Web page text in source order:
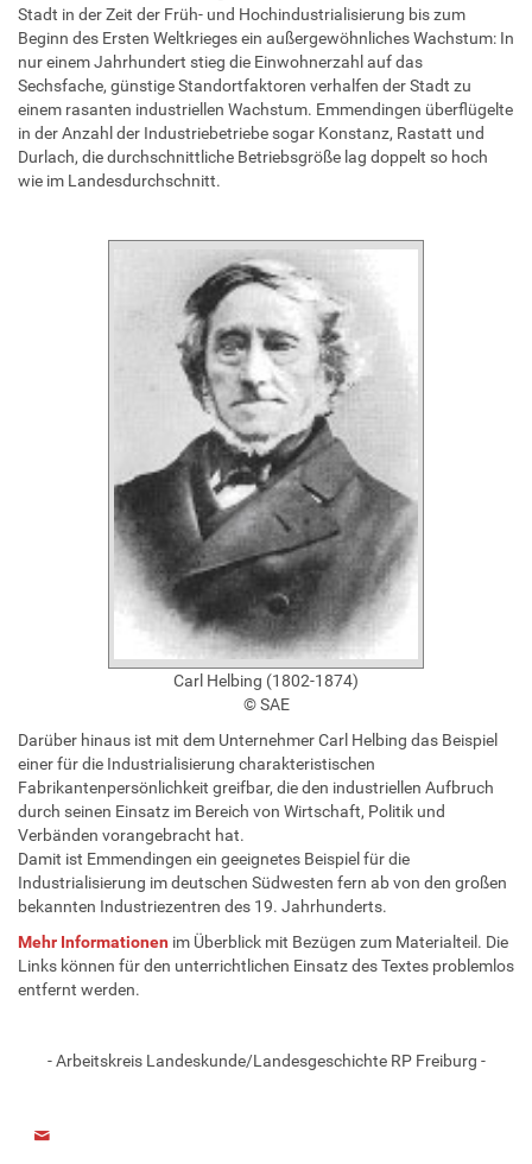
Stadt in der Zeit der Früh- und Hochindustrialisierung bis zum
Beginn des Ersten Weltkrieges ein außergewöhnliches Wachstum: In
nur einem Jahrhundert stieg die Einwohnerzahl auf das
Sechsfache, günstige Standortfaktoren verhalfen der Stadt zu
einem rasanten industriellen Wachstum. Emmendingen überflügelte
in der Anzahl der Industriebetriebe sogar Konstanz, Rastatt und
Durlach, die durchschnittliche Betriebsgröße lag doppelt so hoch
wie im Landesdurchschnitt.
Carl Helbing (1802-1874)
© SAE
Darüber hinaus ist mit dem Unternehmer Carl Helbing das Beispiel
einer für die Industrialisierung charakteristischen
Fabrikantenpersönlichkeit greifbar, die den industriellen Aufbruch
durch seinen Einsatz im Bereich von Wirtschaft, Politik und
Verbänden vorangebracht hat.
Damit ist Emmendingen ein geeignetes Beispiel für die
Industrialisierung im deutschen Südwesten fern ab von den großen
bekannten Industriezentren des 19. Jahrhunderts.
Mehr Informationen im Überblick mit Bezügen zum Materialteil. Die
Links können für den unterrichtlichen Einsatz des Textes problemlos
entfernt werden.
- Arbeitskreis Landeskunde/Landesgeschichte RP Freiburg -